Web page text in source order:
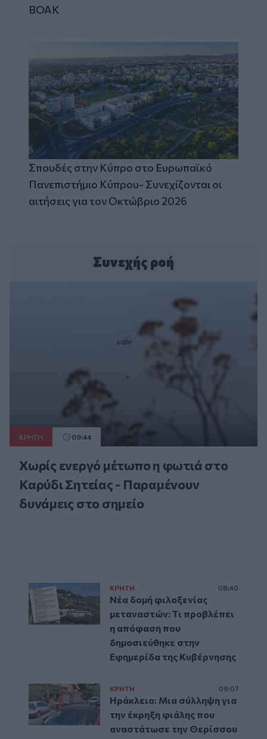
ΒΟΑΚ
Σπουδές στην Κύπρο στο Ευρωπαϊκό
Πανεπιστήμιο Κύπρου- Συνεχίζονται οι
αιτήσεις για τον Οκτώβριο 2026
Συνεχής ροή
ΚΡΗΤΗ 09:44
Χωρίς ενεργό μέτωπο η φωτιά στο
Καρύδι Σητείας - Παραμένουν
δυνάμεις στο σημείο
ΚΡΗΤΗ 08:40
Νέα δομή φιλοξενίας
μεταναστών: Τι προβλέπει
η απόφαση που
δημοσιεύθηκε στην
Εφημερίδα της Κυβέρνησης
ΚΡΗΤΗ 09:07
Ηράκλειο: Μια σύλληψη για
την έκρηξη φιάλης που
αναστάτωσε την Θερίσσου